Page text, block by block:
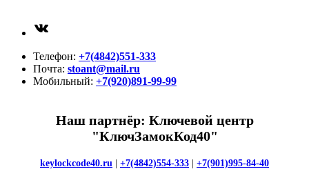
Телефон: +7(4842)551-333
Почта: stoant@mail.ru
Мобильный: +7(920)891-99-99
Наш партнёр: Ключевой центр
"КлючЗамокКод40"
keylockcode40.ru +7(4842)554-333 +7(901)995-84-40